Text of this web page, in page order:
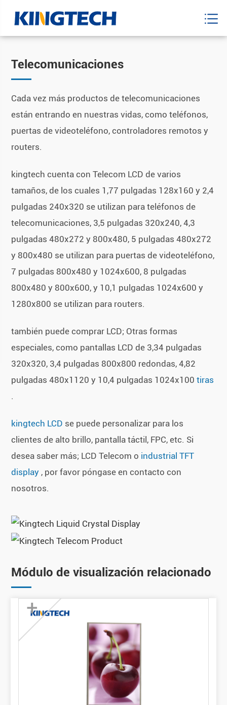
Telecomunicaciones
Cada vez más productos de telecomunicaciones
están entrando en nuestras vidas, como teléfonos,
puertas de videoteléfono, controladores remotos y
routers.
kingtech cuenta con Telecom LCD de varios
tamaños, de los cuales 1,77 pulgadas 128x160 y 2,4
pulgadas 240x320 se utilizan para teléfonos de
telecomunicaciones, 3,5 pulgadas 320x240, 4,3
pulgadas 480x272 y 800x480, 5 pulgadas 480x272
y 800x480 se utilizan para puertas de videoteléfono,
7 pulgadas 800x480 y 1024x600, 8 pulgadas
800x480 y 800x600, y 10,1 pulgadas 1024x600 y
1280x800 se utilizan para routers.
también puede comprar LCD; Otras formas
especiales, como pantallas LCD de 3,34 pulgadas
320x320, 3,4 pulgadas 800x800 redondas, 4,82
pulgadas 480x1120 y 10,4 pulgadas 1024x100tiras
.
kingtech LCD se puede personalizar para los
clientes de alto brillo, pantalla táctil, FPC, etc. Si
desea saber más; LCD Telecom o industrial TFT
display , por favor póngase en contacto con
nosotros.
Módulo de visualización relacionado
+